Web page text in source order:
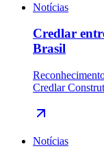
Notícias
Credlar
Brasil
Credlar
Notícias